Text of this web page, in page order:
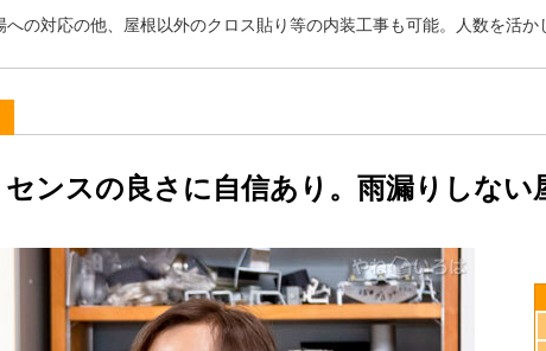
への対応の他、屋根以外のクロス貼り等の内装工事も可能。人数を活か
センスの良さに自信あり。雨漏りしな